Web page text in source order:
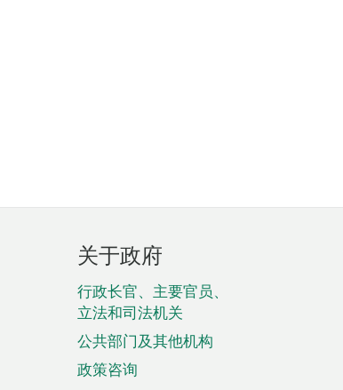
页
脚
菜
单
关于政府
行政长官、主要官员、
立法和司法机关
公共部门及其他机构
政策咨询